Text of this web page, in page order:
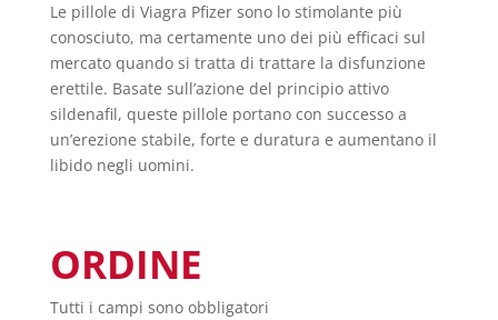
Le pillole di Viagra Pfizer sono lo stimolante più
conosciuto, ma certamente uno dei più efficaci sul
mercato quando si tratta di trattare la disfunzione
erettile. Basate sull’azione del principio attivo
sildenafil, queste pillole portano con successo a
un’erezione stabile, forte e duratura e aumentano il
libido negli uomini.
ORDINE
Tutti i campi sono obbligatori